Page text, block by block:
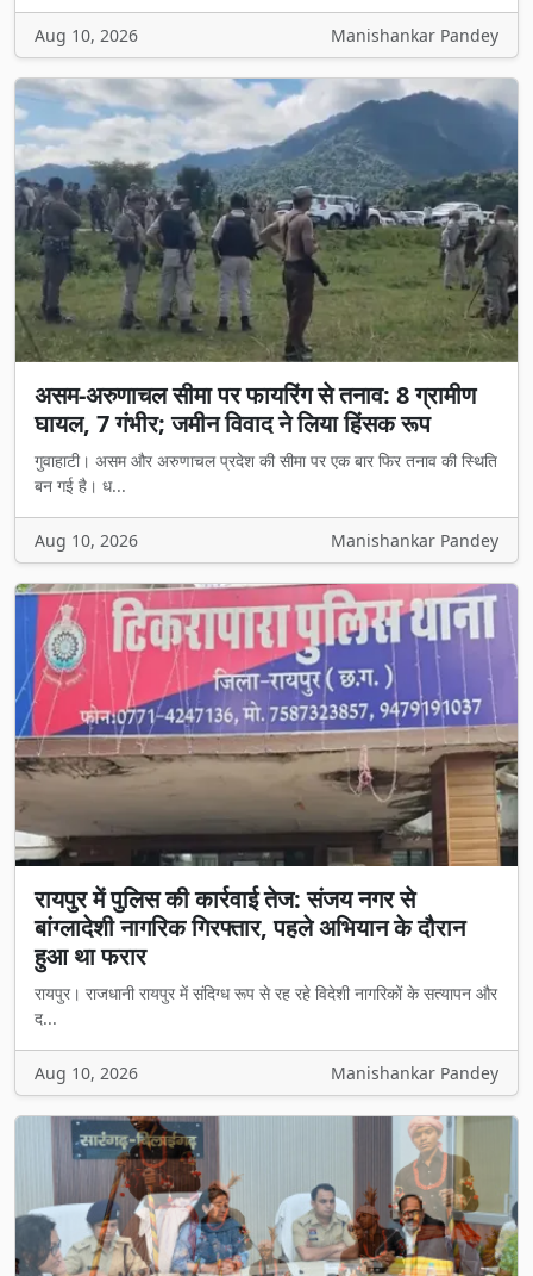
Aug 10, 2026 Manishankar Pandey
असम-अरुणाचल सीमा पर फायरिंग से तनाव: 8 ग्रामीण
घायल, 7 गंभीर; जमीन विवाद ने लिया हिंसक रूप
गुवाहाटी। असम और अरुणाचल प्रदेश की सीमा पर एक बार फिर तनाव की स्थिति
बन गई है। ध...
Aug 10, 2026 Manishankar Pandey
रायपुर में पुलिस की कार्रवाई तेज: संजय नगर से
बांग्लादेशी नागरिक गिरफ्तार, पहले अभियान के दौरान
हुआ था फरार
रायपुर। राजधानी रायपुर में संदिग्ध रूप से रह रहे विदेशी नागरिकों के सत्यापन और
द...
Aug 10, 2026 Manishankar Pandey